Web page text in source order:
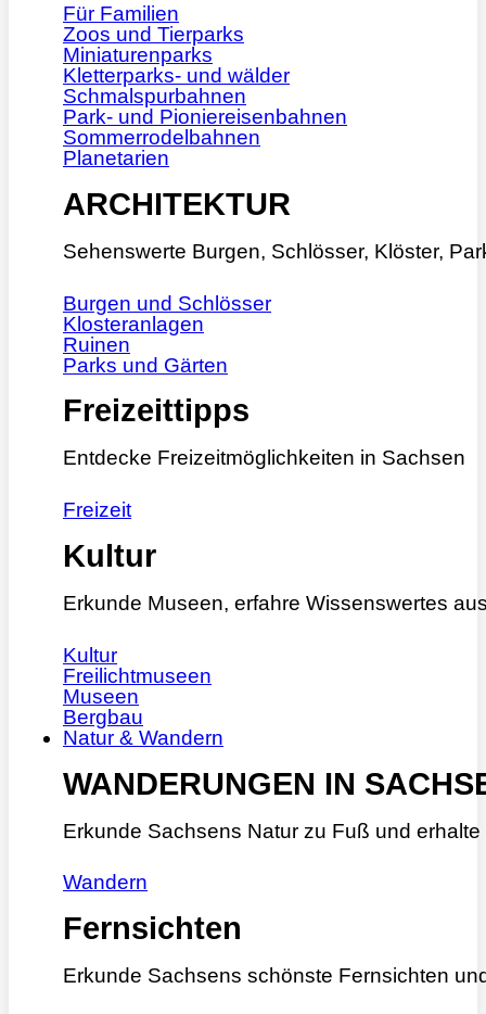
Für Familien
Zoos und Tierparks
Miniaturenparks
Kletterparks- und wälder
Schmalspurbahnen
Park- und Pioniereisenbahnen
Sommerrodelbahnen
Planetarien
ARCHITEKTUR
Sehenswerte Burgen, Schlösser, Klöster,
Burgen und Schlösser
Klosteranlagen
Ruinen
Parks und Gärten
Freizeittipps
Entdecke Freizeitmöglichkeiten in Sachsen
Freizeit
Kultur
Erkunde Museen, erfahre Wissenswertes
Kultur
Freilichtmuseen
Museen
Bergbau
Natur & Wandern
WANDERUNGEN IN
Erkunde Sachsens Natur zu Fuß und
Wandern
Fernsichten
Erkunde Sachsens schönste Fernsichten